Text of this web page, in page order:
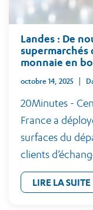
Landes : De
supermarchés
monnaie en
octobre 14, 2025
20Minutes -
France a
surfaces du
clients
LIRE LA SUITE